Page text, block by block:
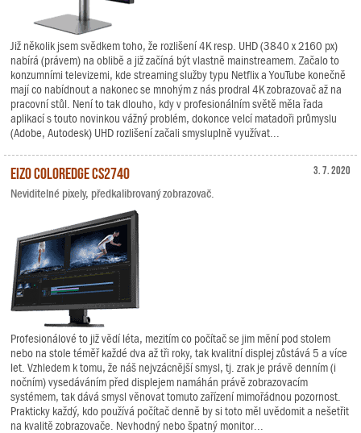
Již několik jsem svědkem toho, že rozlišení 4K resp. UHD (3840 x 2160 px)
nabírá (právem) na oblibě a již začíná být vlastně mainstreamem. Začalo to
konzumními televizemi, kde streaming služby typu Netflix a YouTube konečně
mají co nabídnout a nakonec se mnohým z nás prodral 4K zobrazovač až na
pracovní stůl. Není to tak dlouho, kdy v profesionálním světě měla řada
aplikací s touto novinkou vážný problém, dokonce velcí matadoři průmyslu
(Adobe, Autodesk) UHD rozlišení začali smysluplně využívat...
3. 7. 2020
EIZO ColorEdge CS2740
Neviditelné pixely, předkalibrovaný zobrazovač.
Profesionálové to již vědí léta, mezitím co počítač se jim mění pod stolem
nebo na stole téměř každé dva až tři roky, tak kvalitní displej zůstává 5 a více
let. Vzhledem k tomu, že náš nejvzácnější smysl, tj. zrak je právě denním (i
nočním) vysedáváním před displejem namáhán právě zobrazovacím
systémem, tak dává smysl věnovat tomuto zařízení mimořádnou pozornost.
Prakticky každý, kdo používá počítač denně by si toto měl uvědomit a nešetřit
na kvalitě zobrazovače. Nevhodný nebo špatný monitor...